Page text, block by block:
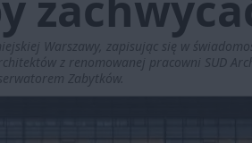
Warszawy, zapisując się w
z renomowanej pracowni SUD
Zabytków.